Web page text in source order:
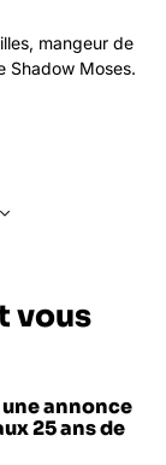
mangeur de
Shadow Moses.
vous
annonce
25 ans de